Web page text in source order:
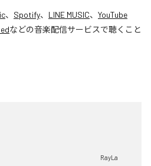
、 Spotify、 LINE MUSIC、 YouTube
などの音楽配信サービスで聴くこと
RayLa